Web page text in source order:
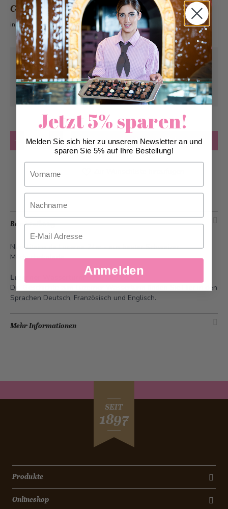
CHF 16.90
inkl. 2.6% MwSt.
Abholung ab Sonntag, 09.08.2026
Kann frühstens abMontag, 10.08.2026
geliefert werden
Anzahl in den Warenkorb
Beschreibung
Napolitains de Lucerne 24er - aus bester Schweizer
Milchschokolade.
Luzerner Wasserturm
Die Geschichte zum Luzerner Wasserturm finden Sie
in den
Sprachen Deutsch, Französisch und Englisch.
Mehr Informationen
SEIT
1897
Produkte
Onlineshop
Jetzt 5% sparen!
Melden Sie sich hier zu unserem Newsletter an und
sparen Sie 5% auf Ihre Bestellung!
Nachname
Email
Anmelden